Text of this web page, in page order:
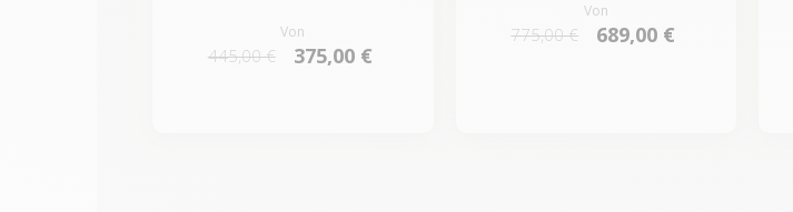
Von
445,00 € 375,00 €
Von
775,00 € 689,00 €